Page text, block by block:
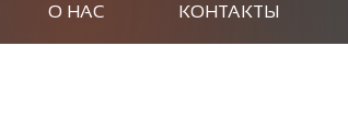
О НАС КОНТАКТЫ